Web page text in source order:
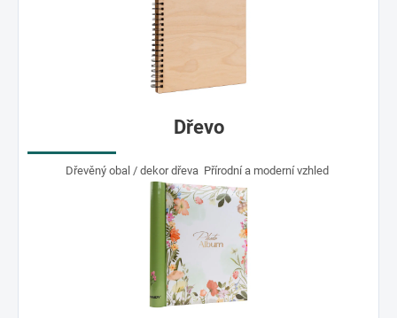
Dřevo
Dřevěný obal / dekor dřeva Přírodní a moderní vzhled